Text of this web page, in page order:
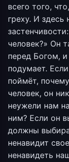
всего того,
греху. И
человек?» Он
перед Богом,
подумает.
поймёт,
человек, он
неужели нам
ним? Если он
должны
ненавидит
ненавидеть